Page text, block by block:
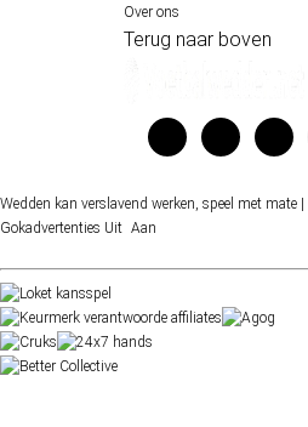
Over ons
Terug naar boven
Wedden kan verslavend werken, speel met mate |
Gokadvertenties Uit Aan